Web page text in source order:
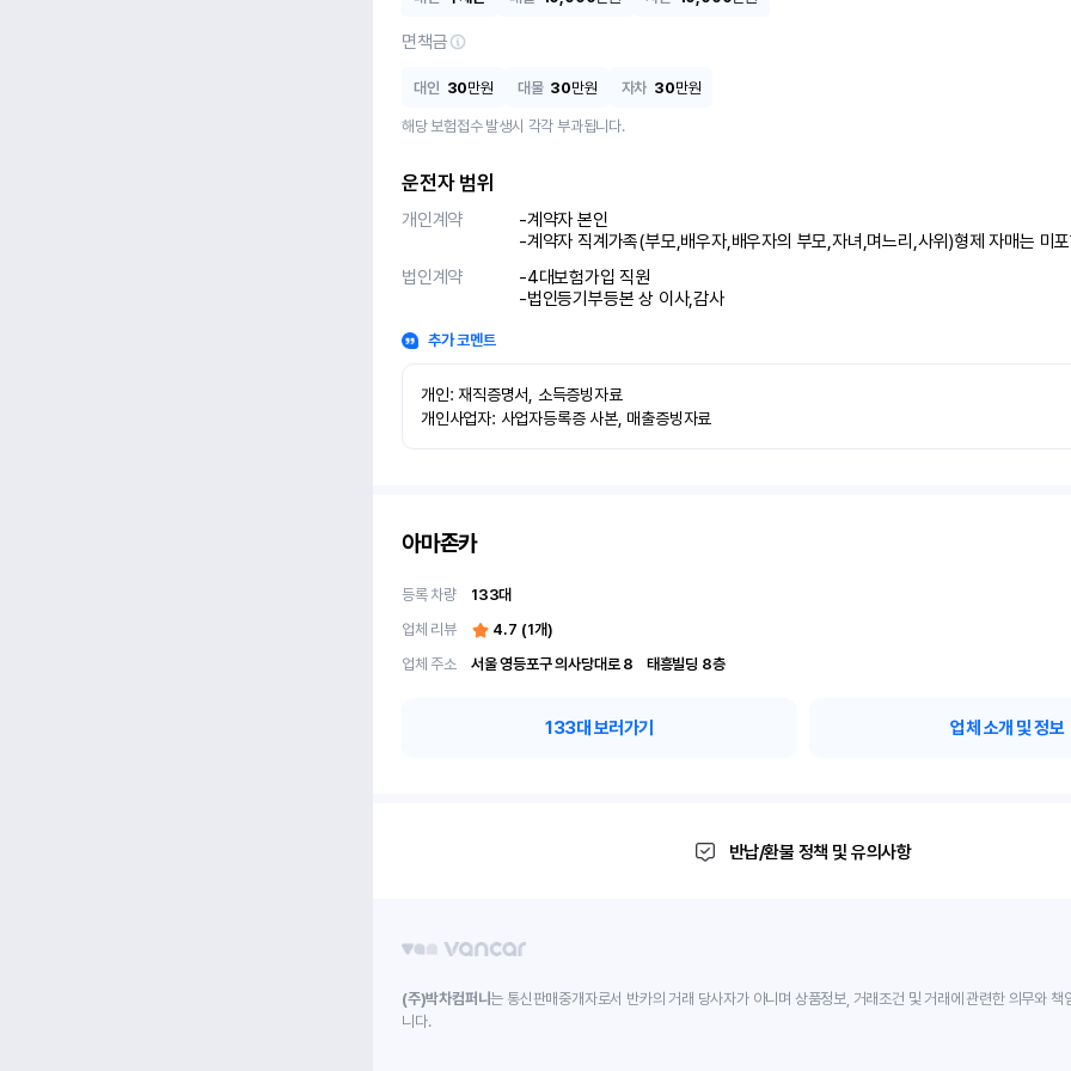
면책금
대인 30만원 대물 30만원 자차 30만원
해당 보험접수 발생시 각각 부과됩니다.
운전자 범위
개인계약
-계약자 본인
-계약자 직계가족(부모,배우자,배우자의 부모,자녀,며느리,사위)형제 자매는 미
법인계약
-4대보험가입 직원
-법인등기부등본 상 이사,감사
추가 코멘트
개인: 재직증명서, 소득증빙자료
개인사업자: 사업자등록증 사본, 매출증빙자료
아마존카
등록 차량 133대
업체 리뷰
4.7 (1개)
업체 주소
서울 영등포구 의사당대로 8	 태흥빌딩 8층
133대 보러가기 업체 소개 및 정보
반납/환불 정책 및 유의사항
(주)박차컴퍼니는 통신판매중개자로서 반카의 거래 당사자가 아니며 상품정보, 거래조건 및 거래에 관련한 의무와 책
니다.